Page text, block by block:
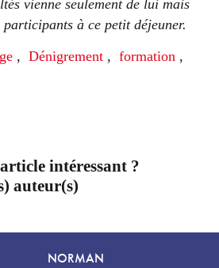
vienne seulement de lui mais
participants à ce petit déjeuner.
, Dénigrement , formation ,
intéressant ?
auteur(s)
NORMAN